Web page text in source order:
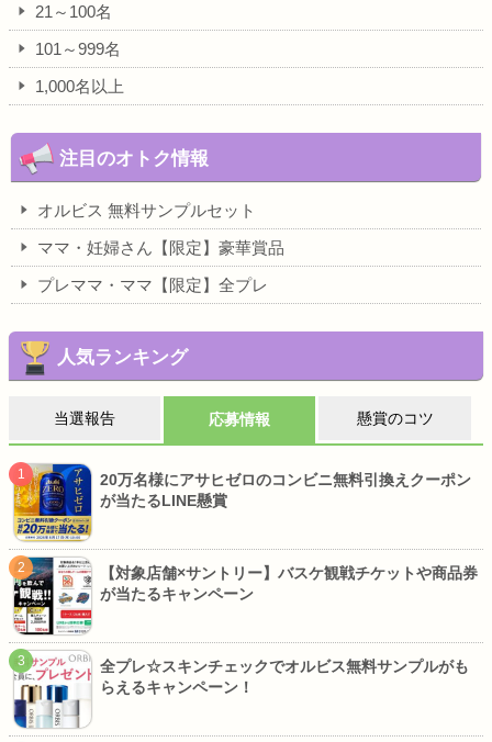
21～100名
101～999名
1,000名以上
注目のオトク情報
オルビス 無料サンプルセット
ママ・妊婦さん【限定】豪華賞品
プレママ・ママ【限定】全プレ
人気ランキング
当選報告 応募情報 懸賞のコツ
20万名様にアサヒゼロのコンビニ無料引換えクーポン
が当たるLINE懸賞
【対象店舗×サントリー】バスケ観戦チケットや商品券
が当たるキャンペーン
全プレ☆スキンチェックでオルビス無料サンプルがも
らえるキャンペーン！